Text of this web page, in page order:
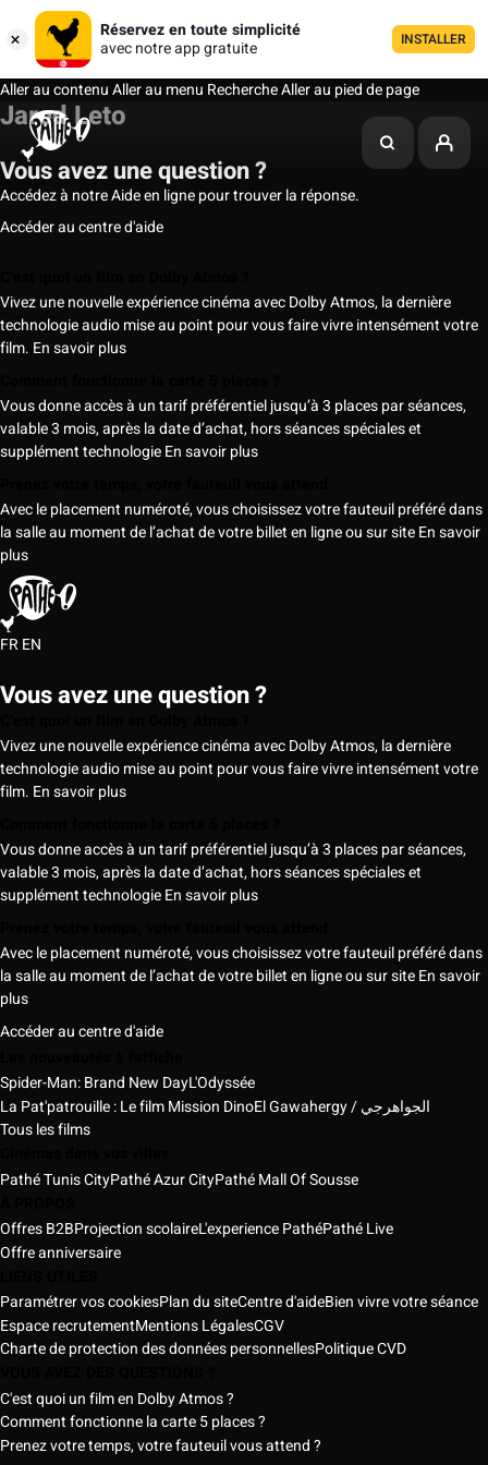
Réservez en toute simplicité
avec notre app gratuite
INSTALLER
Aller au contenuAller au menu RechercheAller au pied de page
Jared Leto
Vous avez une question ?
Accédez à notre Aide en ligne pour trouver la réponse.
Accéder au centre d'aide
Vivez une nouvelle expérience cinéma avec Dolby Atmos, la dernière
technologie audio mise au point pour vous faire vivre intensément votre
film. En savoir plus
Vous donne accès à un tarif préférentiel jusqu’à 3 places par séances,
valable 3 mois, après la date d’achat, hors séances spéciales et
supplément technologieEn savoir plus
Avec le placement numéroté, vous choisissez votre fauteuil préféré dans
la salle au moment de l’achat de votre billet en ligne ou sur siteEn savoir
plus
FREN
Vous avez une question ?
Vivez une nouvelle expérience cinéma avec Dolby Atmos, la dernière
technologie audio mise au point pour vous faire vivre intensément votre
film. En savoir plus
Vous donne accès à un tarif préférentiel jusqu’à 3 places par séances,
valable 3 mois, après la date d’achat, hors séances spéciales et
supplément technologieEn savoir plus
Avec le placement numéroté, vous choisissez votre fauteuil préféré dans
la salle au moment de l’achat de votre billet en ligne ou sur siteEn savoir
plus
Accéder au centre d'aide
Spider-Man: Brand New DayL'Odyssée
La Pat'patrouille : Le film Mission Dino
El Gawahergy / الجواهرجي
Tous les films
Pathé Tunis CityPathé Azur CityPathé Mall Of Sousse
Offres B2BProjection scolaireL'experience PathéPathé Live
Offre anniversaire
Paramétrer vos cookiesPlan du siteCentre d'aideBien vivre votre séance
Espace recrutementMentions LégalesCGV
Charte de protection des données personnellesPolitique CVD
C'est quoi un film en Dolby Atmos ?
Comment fonctionne la carte 5 places ?
Prenez votre temps, votre fauteuil vous attend ?